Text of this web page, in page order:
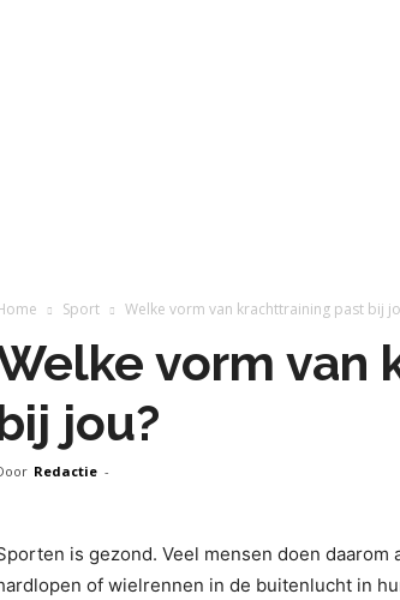
Sport Welke vorm van krachttraining past bij
vorm van
jou?
Redactie -
is gezond. Veel mensen doen
of wielrennen in de buitenlucht in